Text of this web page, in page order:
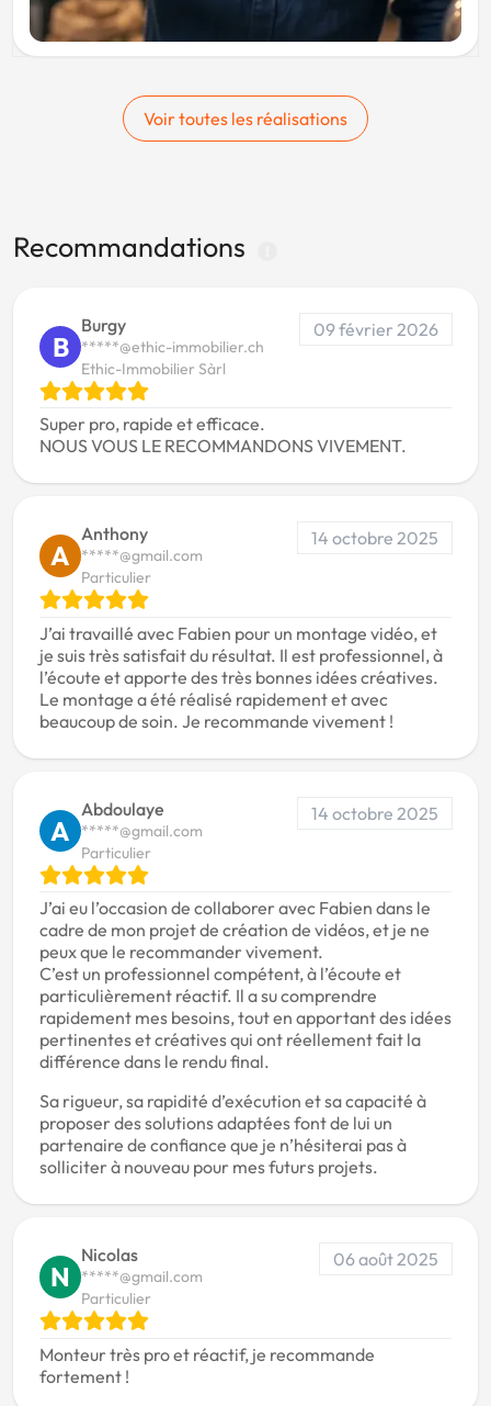
Voir toutes les réalisations
Recommandations
B
Burgy
*****@ethic-immobilier.ch
Ethic-Immobilier Sàrl
09 février 2026
Super pro, rapide et efficace.
NOUS VOUS LE RECOMMANDONS VIVEMENT.
A
Anthony
*****@gmail.com
Particulier
14 octobre 2025
J’ai travaillé avec Fabien pour un montage vidéo, et
je suis très satisfait du résultat. Il est professionnel, à
l’écoute et apporte des très bonnes idées créatives.
Le montage a été réalisé rapidement et avec
beaucoup de soin. Je recommande vivement !
A
Abdoulaye
*****@gmail.com
Particulier
14 octobre 2025
J’ai eu l’occasion de collaborer avec Fabien dans le
cadre de mon projet de création de vidéos, et je ne
peux que le recommander vivement.
C’est un professionnel compétent, à l’écoute et
particulièrement réactif. Il a su comprendre
rapidement mes besoins, tout en apportant des idées
pertinentes et créatives qui ont réellement fait la
différence dans le rendu final.
Sa rigueur, sa rapidité d’exécution et sa capacité à
proposer des solutions adaptées font de lui un
partenaire de confiance que je n’hésiterai pas à
solliciter à nouveau pour mes futurs projets.
N
Nicolas
*****@gmail.com
Particulier
06 août 2025
Monteur très pro et réactif, je recommande
fortement !